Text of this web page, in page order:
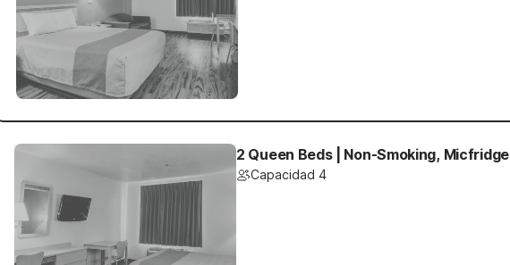
2 Queen Beds | Non-Smoking, Micfridge
Capacidad 4